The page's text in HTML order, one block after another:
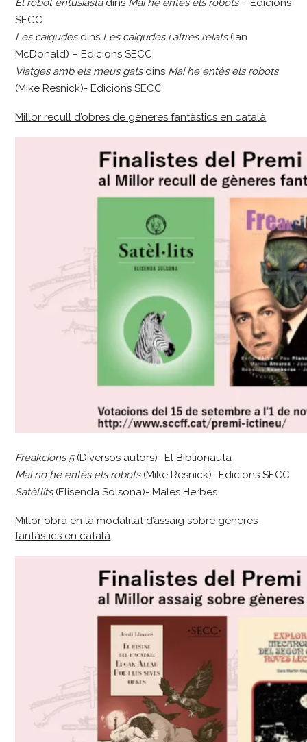
El robot entusiastadins Mai he entès els robots– Edicions
SECC
Les caigudesdins Les caigudes i altres relats(Ian
McDonald) – Edicions SECC
Viatges amb els meus gatsdins Mai he entès els robots
(Mike Resnick)- Edicions SECC
Millor recull d’obres de gèneres fantàstics en català
Freakcions 5(Diversos autors)- El Biblionauta
Mai no he entès els robots(Mike Resnick)- Edicions SECC
Satèl·lits(Elisenda Solsona)- Males Herbes
Millor obra en la modalitat d’assaig sobre gèneres
fantàstics en català